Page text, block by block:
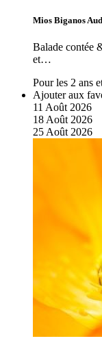
Mios Biganos
Balade contée
et…
Pour les 2 ans
Ajouter aux
11 Août 2026
18 Août 2026
25 Août 2026